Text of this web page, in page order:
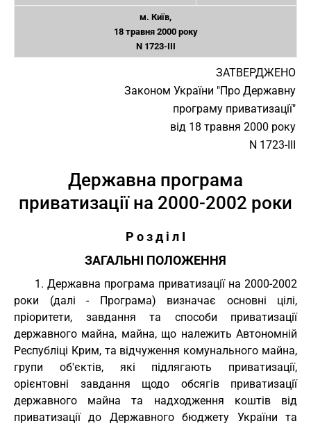
м. Київ,
18 травня 2000 року
N 1723-III
ЗАТВЕРДЖЕНО
Законом України "Про Державну
програму приватизації"
від 18 травня 2000 року
N 1723-III
Державна програма
приватизації на 2000-2002 роки
Р о з д і л I
ЗАГАЛЬНІ ПОЛОЖЕННЯ
1. Державна програма приватизації на 2000-2002
роки (далі - Програма) визначає основні цілі,
пріоритети, завдання та способи приватизації
державного майна, майна, що належить Автономній
Республіці Крим, та відчуження комунального майна,
групи об'єктів, які підлягають приватизації,
орієнтовні завдання щодо обсягів приватизації
державного майна та надходження коштів від
приватизації до Державного бюджету України та